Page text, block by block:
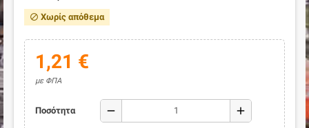
block Χωρίς απόθεμα
1,21 €
με ΦΠΑ
Ποσότητα remove add